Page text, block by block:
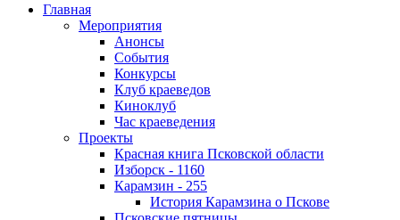
Главная
Мероприятия
Анонсы
События
Конкурсы
Клуб краеведов
Киноклуб
Час краеведения
Проекты
Красная книга Псковской области
Изборск - 1160
Карамзин - 255
История Карамзина о Пскове